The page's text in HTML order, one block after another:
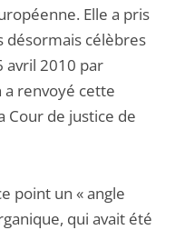
Elle a pris
désormais célèbres
avril 2010 par
a renvoyé cette
Cour de justice de
point un « angle
qui avait été